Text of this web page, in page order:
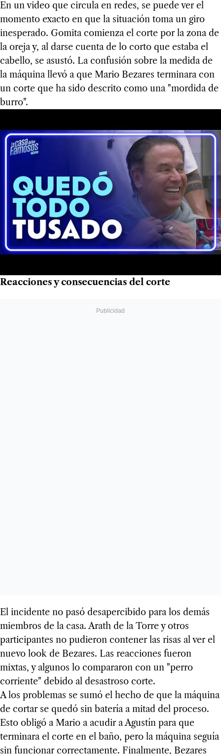
En un video que circula en redes, se puede ver el
momento exacto en que la situación toma un giro
inesperado. Gomita comienza el corte por la zona de
la oreja y, al darse cuenta de lo corto que estaba el
cabello, se asustó. La confusión sobre la medida de
la máquina llevó a que Mario Bezares terminara con
un corte que ha sido descrito como una "mordida de
burro".
Reacciones y consecuencias del corte
El incidente no pasó desapercibido para los demás
miembros de la casa. Arath de la Torre y otros
participantes no pudieron contener las risas al ver el
nuevo look de Bezares. Las reacciones fueron
mixtas, y algunos lo compararon con un "perro
corriente" debido al desastroso corte.
A los problemas se sumó el hecho de que la máquina
de cortar se quedó sin batería a mitad del proceso.
Esto obligó a Mario a acudir a Agustín para que
terminara el corte en el baño, pero la máquina seguía
sin funcionar correctamente. Finalmente, Bezares